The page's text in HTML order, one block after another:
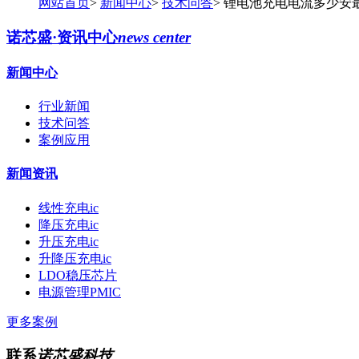
诺芯盛·资讯中心news center
新闻中心
行业新闻
技术问答
案例应用
新闻资讯
线性充电ic
降压充电ic
升压充电ic
升降压充电ic
LDO稳压芯片
电源管理PMIC
更多案例
联系诺芯盛科技